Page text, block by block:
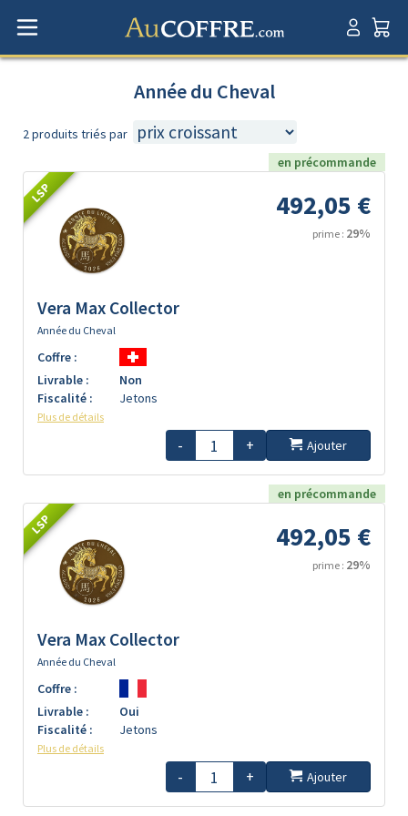
Année du Cheval
2 produits triés par
en précommande
LSP 492,05 €
prime : 29%
Vera Max Collector
Année du Cheval
Coffre :
Livrable :
Non
Fiscalité :
Jetons
Plus de détails
- + Ajouter
en précommande
LSP 492,05 €
prime : 29%
Vera Max Collector
Année du Cheval
Coffre :
Livrable :
Oui
Fiscalité :
Jetons
Plus de détails
- + Ajouter